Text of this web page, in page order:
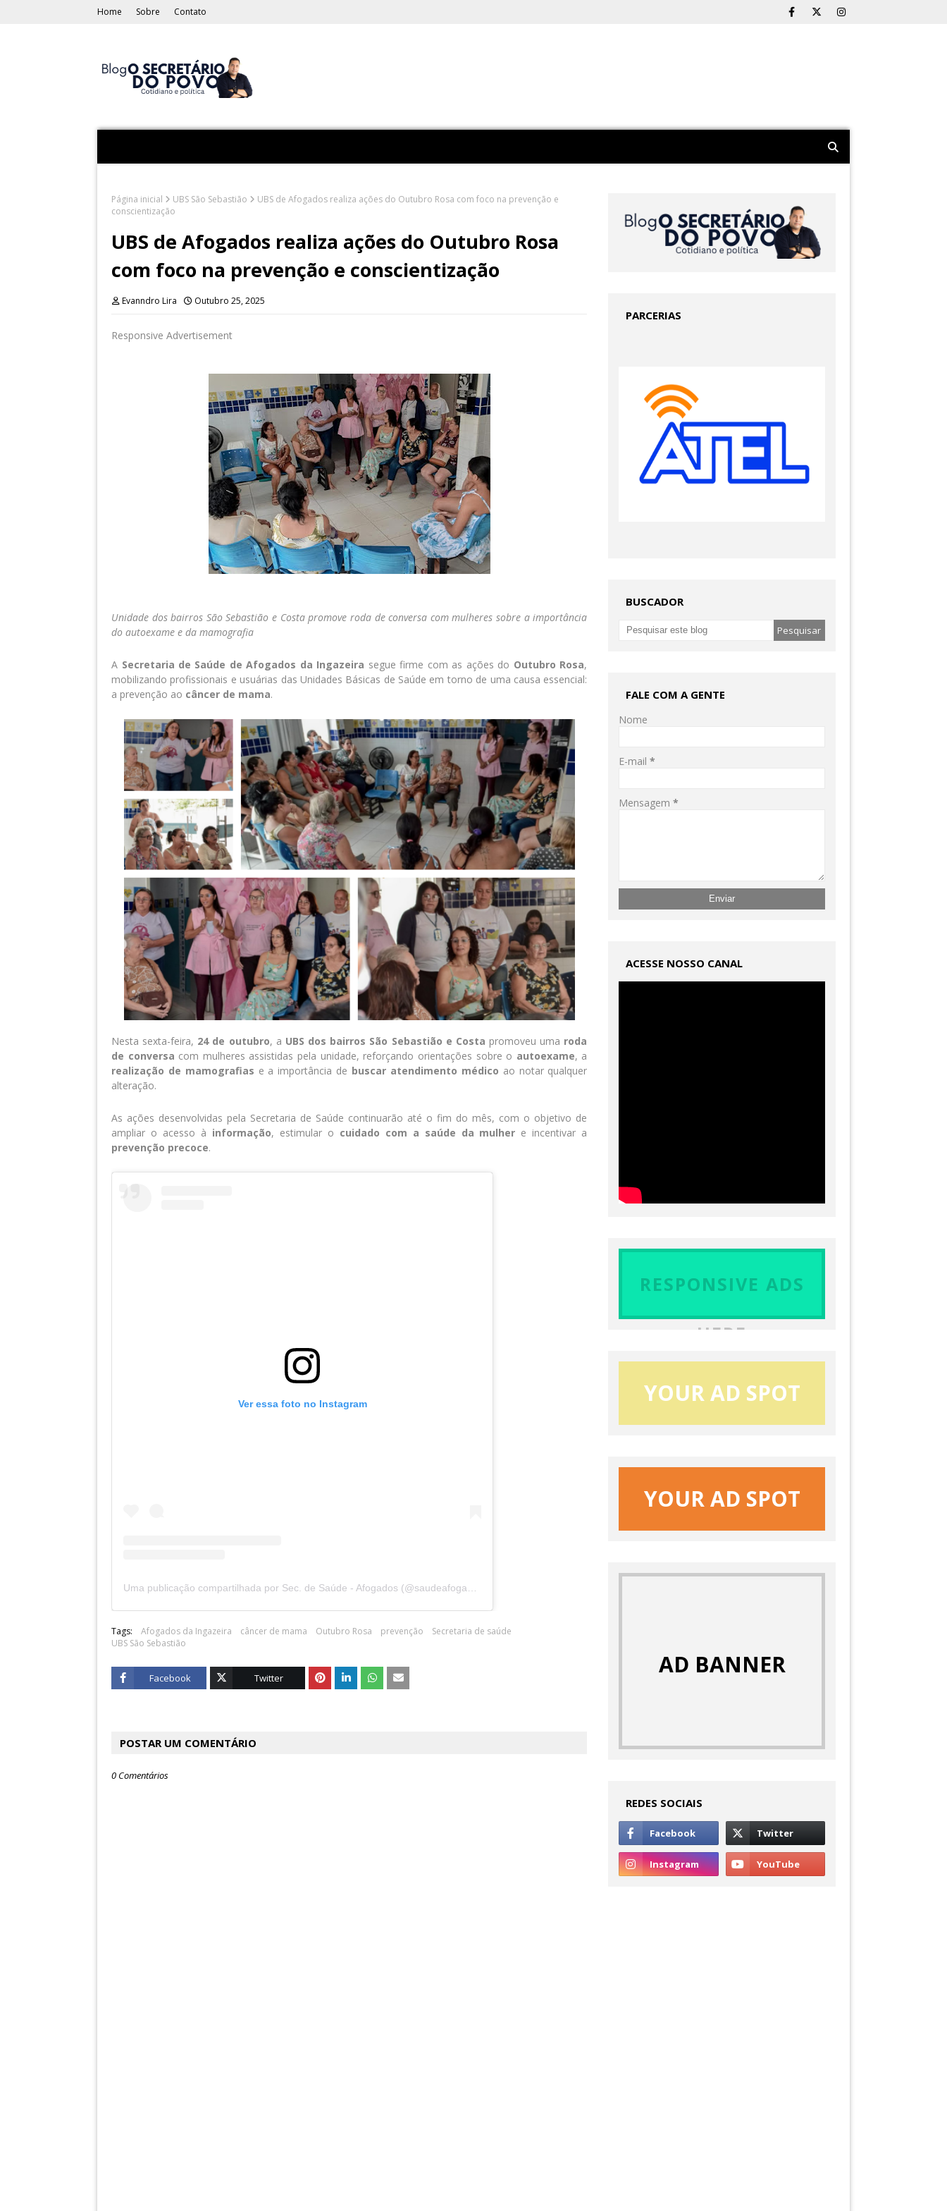
Home Sobre Contato
Página inicial UBS São Sebastião
UBS de Afogados realiza ações do Outubro Rosa com foco na prevenção e
conscientização
UBS de Afogados realiza ações do Outubro Rosa
com foco na prevenção e conscientização
Evanndro Lira Outubro 25, 2025
Responsive Advertisement
Unidade dos bairros São Sebastião e Costa promove roda de conversa com mulheres sobre a importância
do autoexame e da mamografia
A Secretaria de Saúde de Afogados da Ingazeira segue firme com as ações do Outubro Rosa,
mobilizando profissionais e usuárias das Unidades Básicas de Saúde em torno de uma causa essencial:
a prevenção ao câncer de mama.
Nesta sexta-feira, 24 de outubro, a UBS dos bairros São Sebastião e Costa promoveu uma roda
de conversa com mulheres assistidas pela unidade, reforçando orientações sobre o autoexame, a
realização de mamografias e a importância de buscar atendimento médico ao notar qualquer
alteração.
As ações desenvolvidas pela Secretaria de Saúde continuarão até o fim do mês, com o objetivo de
ampliar o acesso à informação, estimular o cuidado com a saúde da mulher e incentivar a
prevenção precoce.
Ver essa foto no Instagram
Tags: Afogados da Ingazeira câncer de mama Outubro Rosa prevenção
Secretaria de saúde
UBS São Sebastião
Facebook Twitter
POSTAR UM COMENTÁRIO
0 Comentários
PARCERIAS
BUSCADOR
FALE COM A GENTE
Nome
E-mail*
Mensagem*
ACESSE NOSSO CANAL
RESPONSIVE ADS
HERE
YOUR AD SPOT
YOUR AD SPOT
AD BANNER
REDES SOCIAIS